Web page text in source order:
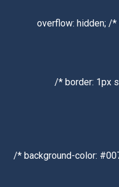
overflow: hidden; /
border: 1px
background-color: